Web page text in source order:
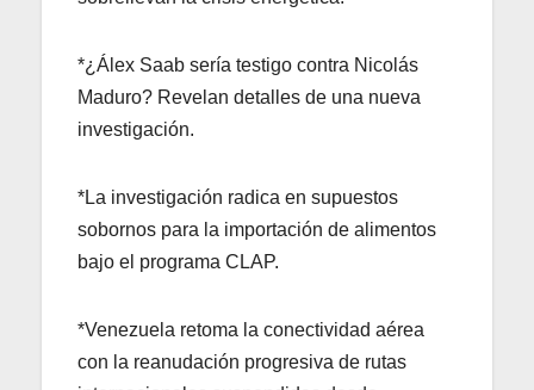
*¿Álex Saab sería testigo contra Nicolás
Maduro? Revelan detalles de una nueva
investigación.
*La investigación radica en supuestos
sobornos para la importación de alimentos
bajo el programa CLAP.
*Venezuela retoma la conectividad aérea
con la reanudación progresiva de rutas